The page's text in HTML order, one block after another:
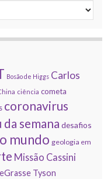
Bosão de Higgs Carlos
ciência cometa
coronavirus
da semana desafios
mundo geologia em
Missão Cassini
Tyson